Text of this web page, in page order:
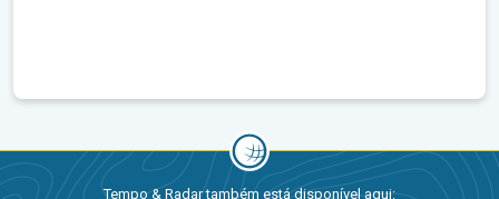
Tempo & Radar também está disponível aqui: